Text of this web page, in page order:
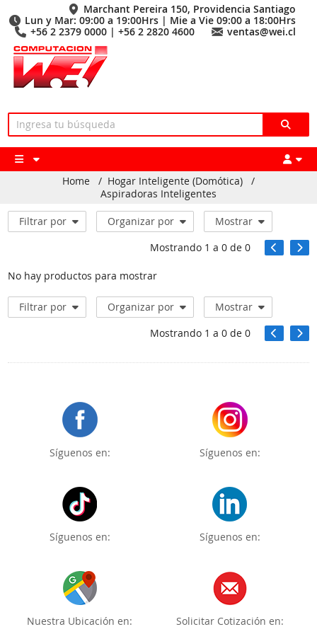
Marchant Pereira 150, Providencia Santiago
Lun y Mar: 09:00 a 19:00Hrs | Mie a Vie 09:00 a 18:00Hrs
+56 2 2379 0000 | +56 2 2820 4600
ventas@wei.cl
Home / Hogar Inteligente (Domótica)
/
Aspiradoras Inteligentes
Filtrar por Organizar por
Mostrar
Mostrando 1 a 0de 0
No hay productos para mostrar
Filtrar por Organizar por
Mostrar
Mostrando 1 a 0de 0
Síguenos en: Síguenos en:
Síguenos en: Síguenos en:
Nuestra Ubicación en: Solicitar Cotización en: